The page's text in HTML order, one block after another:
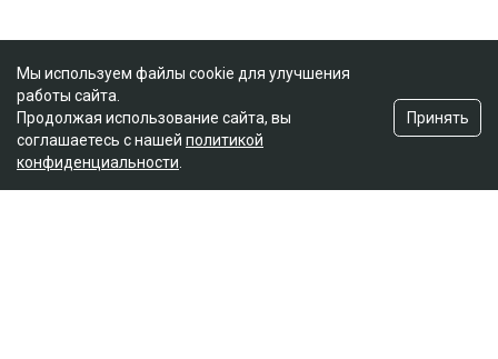
Мы используем файлы cookie для улучшения
работы сайта.
Продолжая использование сайта, вы
соглашаетесь с нашей политикой
конфиденциальности
Принять